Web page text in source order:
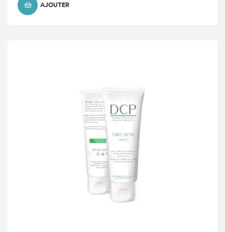
AJOUTER